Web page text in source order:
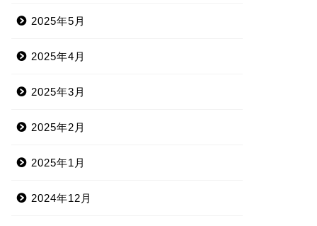
2025年5月
2025年4月
2025年3月
2025年2月
2025年1月
2024年12月